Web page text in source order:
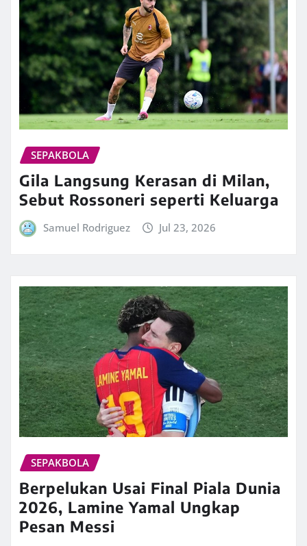
SEPAKBOLA
Gila Langsung Kerasan di Milan,
Sebut Rossoneri seperti Keluarga
Samuel Rodriguez Jul 23, 2026
SEPAKBOLA
Berpelukan Usai Final Piala Dunia
2026, Lamine Yamal Ungkap
Pesan Messi